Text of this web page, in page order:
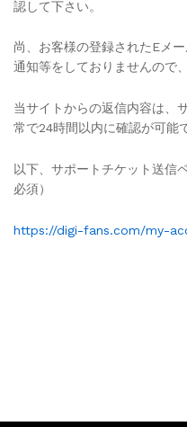
認して下さい。
尚、お客様の登録されたEメ
通知等をしておりませんので
当サイトからの返信内容は、
常で24時間以内に確認が可能
以下、サポートチケット送信
必須）
https://digi-fans.com/my-